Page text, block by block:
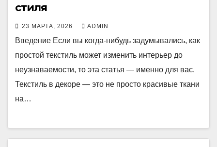
стиля
23 МАРТА, 2026 ADMIN
Введение Если вы когда-нибудь задумывались, как
простой текстиль может изменить интерьер до
неузнаваемости, то эта статья — именно для вас.
Текстиль в декоре — это не просто красивые ткани
на…